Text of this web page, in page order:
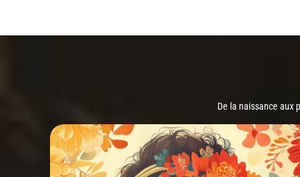
De la naissance aux